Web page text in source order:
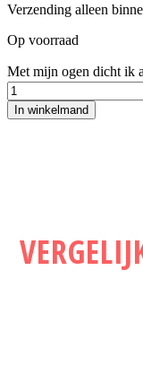
Verzending alleen
Op voorraad
Met mijn ogen dicht ik
In winkelmand